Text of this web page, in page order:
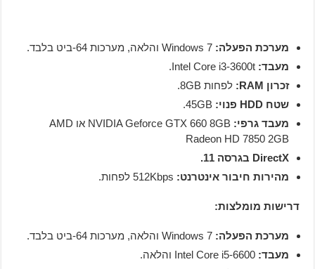
מערכת הפעלה: Windows 7 והלאה, מערכות 64-ביט בלבד.
מעבד:Intel Core i3-3600t.
זכרון RAM:
לפחות 8GB.
שטח HDD פנוי:
45GB.
מעבד גרפי:
NVIDIA Geforce GTX 660 8GB או AMD
Radeon HD 7850 2GB
DirectX בגרסה 11.
מהירות חיבור אינטרנט:512Kbps לפחות.
דרישות מומלצות:
מערכת הפעלה: Windows 7 והלאה, מערכות 64-ביט בלבד.
מעבד: Intel Core i5-6600 והלאה.